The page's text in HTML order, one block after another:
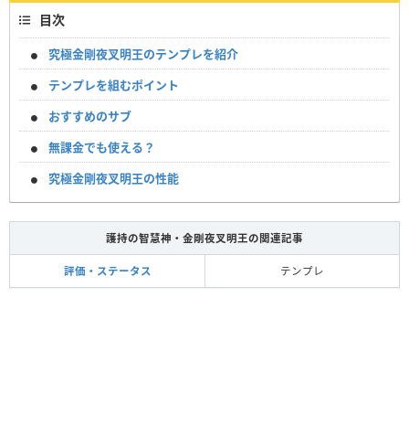
目次
究極金剛夜叉明王のテンプレを紹介
テンプレを組むポイント
おすすめのサブ
無課金でも使える？
究極金剛夜叉明王の性能
護持の智慧神・金剛夜叉明王の関連記事
評価・ステータス テンプレ